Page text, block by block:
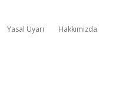
Yasal Uyarı Hakkımızda